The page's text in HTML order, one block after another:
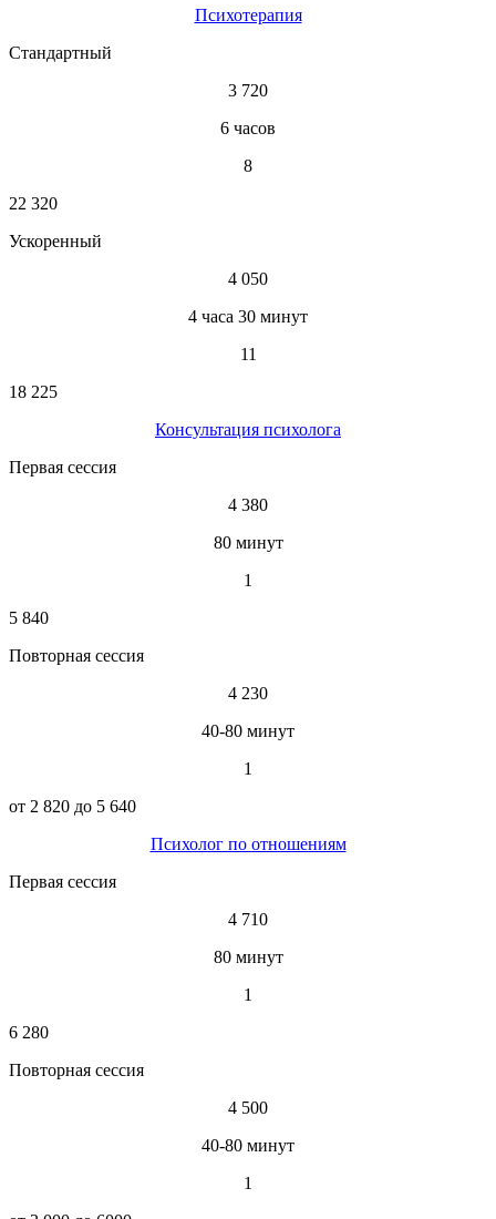
Психотерапия
Стандартный
3 720
6 часов
8
22 320
Ускоренный
4 050
4 часа 30 минут
11
18 225
Консультация психолога
Первая сессия
4 380
80 минут
1
5 840
Повторная сессия
4 230
40-80 минут
1
от 2 820 до 5 640
Психолог по отношениям
Первая сессия
4 710
80 минут
1
6 280
Повторная сессия
4 500
40-80 минут
1